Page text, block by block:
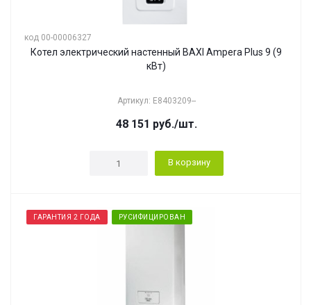
код 00-00006327
Котел электрический настенный BAXI Ampera Plus 9 (9
кВт)
Артикул: E8403209--
48 151 руб./шт.
В корзину
ГАРАНТИЯ 2 ГОДА РУСИФИЦИРОВАН